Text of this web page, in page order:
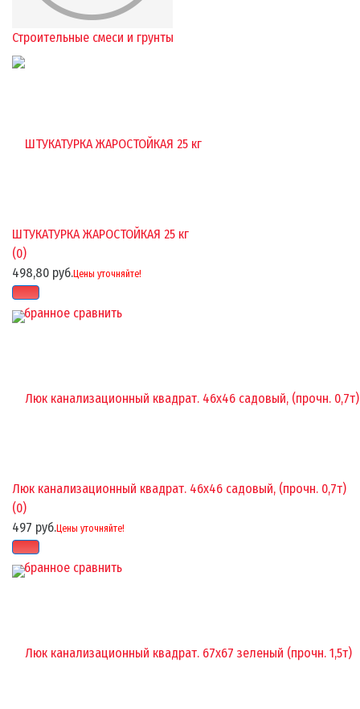
Строительные смеси и грунты
избранное сравнить
ШТУКАТУРКА ЖАРОСТОЙКАЯ 25 кг
(0)
498,80 руб.Цены уточняйте!
избранное сравнить
Люк канализационный квадрат. 46х46 садовый, (прочн. 0,7т)
(0)
497 руб.Цены уточняйте!